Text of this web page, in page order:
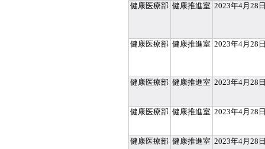
健康医療部 健康推進室 2023年4月28
健康医療部 健康推進室 2023年4月28
健康医療部 健康推進室 2023年4月28
健康医療部 健康推進室 2023年4月28
健康医療部 健康推進室 2023年4月28